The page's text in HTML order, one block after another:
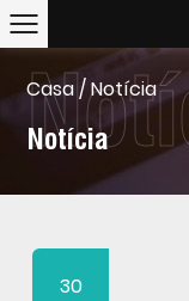
Casa/Notícia
Notícia
30